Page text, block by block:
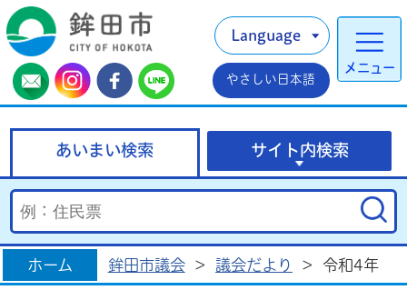
メニュー
Language
やさしい日本語
あいまい検索 サイト内検索
ホーム 鉾田市議会 > 議会だより > 令和4年